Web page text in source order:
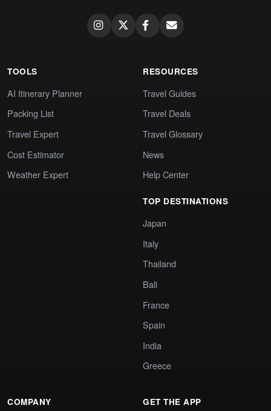
TOOLS
AI Itinerary Planner
Packing List
Travel Expert
Cost Estimator
Weather Expert
RESOURCES
Travel Guides
Travel Deals
Travel Glossary
News
Help Center
TOP DESTINATIONS
Japan
Italy
Thailand
Bali
France
Spain
India
Greece
COMPANY GET THE APP